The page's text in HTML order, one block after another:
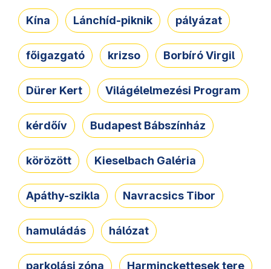
Kína Lánchíd-piknik pályázat
főigazgató krizso Borbíró Virgil
Dürer Kert Világélelmezési Program
kérdőív Budapest Bábszínház
körözött Kieselbach Galéria
Apáthy-szikla Navracsics Tibor
hamuládás hálózat
parkolási zóna Harminckettesek tere